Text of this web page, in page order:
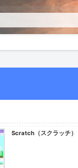
Scratch（スクラッチ）